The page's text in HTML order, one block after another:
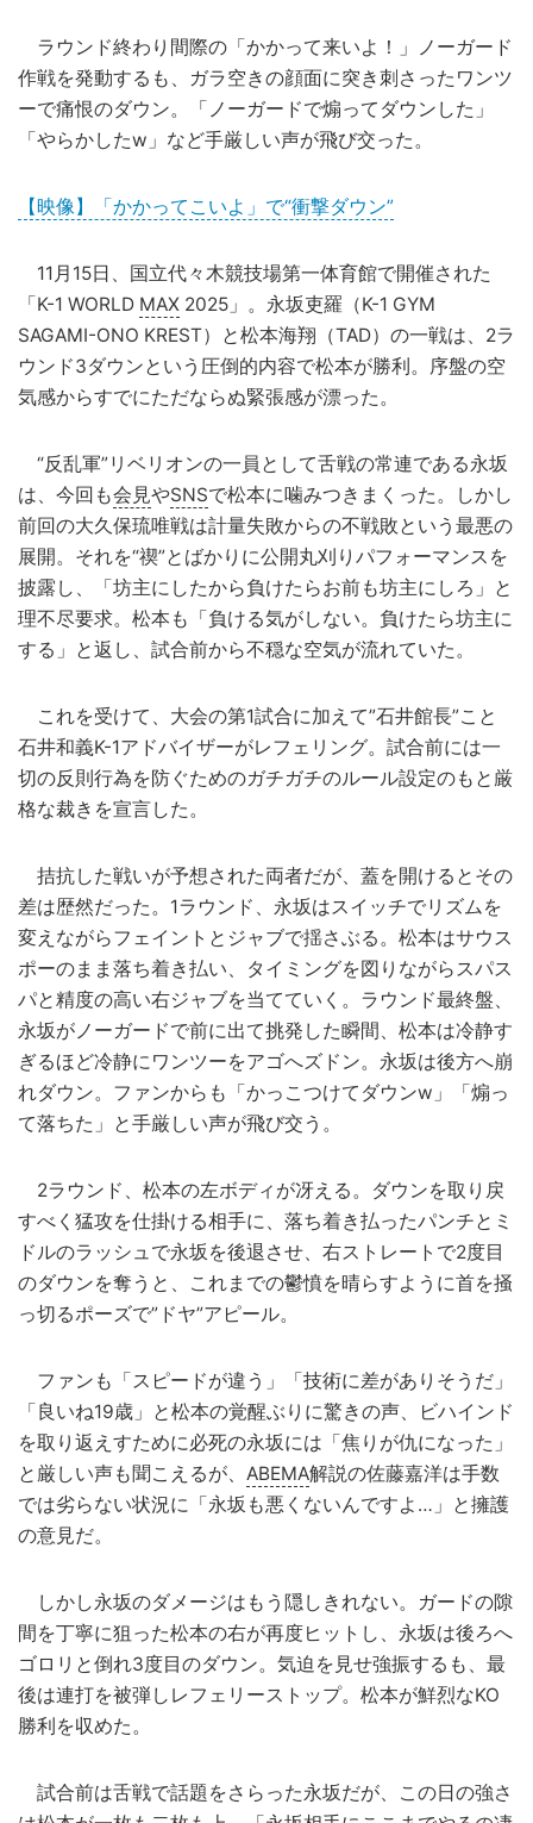
ラウンド終わり間際の「かかって来いよ！」ノーガード
作戦を発動するも、ガラ空きの顔面に突き刺さったワンツ
ーで痛恨のダウン。「ノーガードで煽ってダウンした」
「やらかしたw」など手厳しい声が飛び交った。
【映像】「かかってこいよ」で“衝撃ダウン”
11月15日、国立代々木競技場第一体育館で開催された
「K-1 WORLD MAX 2025」。永坂吏羅（K-1 GYM
SAGAMI-ONO KREST）と松本海翔（TAD）の一戦は、2ラ
ウンド3ダウンという圧倒的内容で松本が勝利。序盤の空
気感からすでにただならぬ緊張感が漂った。
“反乱軍”リベリオンの一員として舌戦の常連である永坂
は、今回も会見やSNSで松本に噛みつきまくった。しかし
前回の大久保琉唯戦は計量失敗からの不戦敗という最悪の
展開。それを“禊”とばかりに公開丸刈りパフォーマンスを
披露し、「坊主にしたから負けたらお前も坊主にしろ」と
理不尽要求。松本も「負ける気がしない。負けたら坊主に
する」と返し、試合前から不穏な空気が流れていた。
これを受けて、大会の第1試合に加えて”石井館長”こと
石井和義K-1アドバイザーがレフェリング。試合前には一
切の反則行為を防ぐためのガチガチのルール設定のもと厳
格な裁きを宣言した。
拮抗した戦いが予想された両者だが、蓋を開けるとその
差は歴然だった。1ラウンド、永坂はスイッチでリズムを
変えながらフェイントとジャブで揺さぶる。松本はサウス
ポーのまま落ち着き払い、タイミングを図りながらスパス
パと精度の高い右ジャブを当てていく。ラウンド最終盤、
永坂がノーガードで前に出て挑発した瞬間、松本は冷静す
ぎるほど冷静にワンツーをアゴへズドン。永坂は後方へ崩
れダウン。ファンからも「かっこつけてダウンw」「煽っ
て落ちた」と手厳しい声が飛び交う。
2ラウンド、松本の左ボディが冴える。ダウンを取り戻
すべく猛攻を仕掛ける相手に、落ち着き払ったパンチとミ
ドルのラッシュで永坂を後退させ、右ストレートで2度目
のダウンを奪うと、これまでの鬱憤を晴らすように首を掻
っ切るポーズで”ドヤ”アピール。
ファンも「スピードが違う」「技術に差がありそうだ」
「良いね19歳」と松本の覚醒ぶりに驚きの声、ビハインド
を取り返えすために必死の永坂には「焦りが仇になった」
と厳しい声も聞こえるが、 ABEMA解説の佐藤嘉洋は手数
では劣らない状況に「永坂も悪くないんですよ…」と擁護
の意見だ。
しかし永坂のダメージはもう隠しきれない。ガードの隙
間を丁寧に狙った松本の右が再度ヒットし、永坂は後ろへ
ゴロリと倒れ3度目のダウン。気迫を見せ強振するも、最
後は連打を被弾しレフェリーストップ。松本が鮮烈なKO
勝利を収めた。
試合前は舌戦で話題をさらった永坂だが、この日の強さ